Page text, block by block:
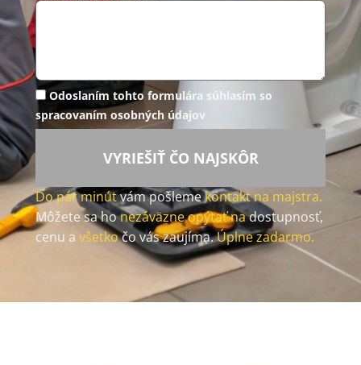
Odoslaním tohto formulára súhlasím so
spracovaním osobných údajov
VYRIEŠIŤ ČO NAJSKÔR
Do pár minútvám pošlemekontakt na majstra.
Môžete sa honezáväzne opýtať nadostupnosť,
cenu a všetkočo vás zaujíma.Úplne zadarmo.